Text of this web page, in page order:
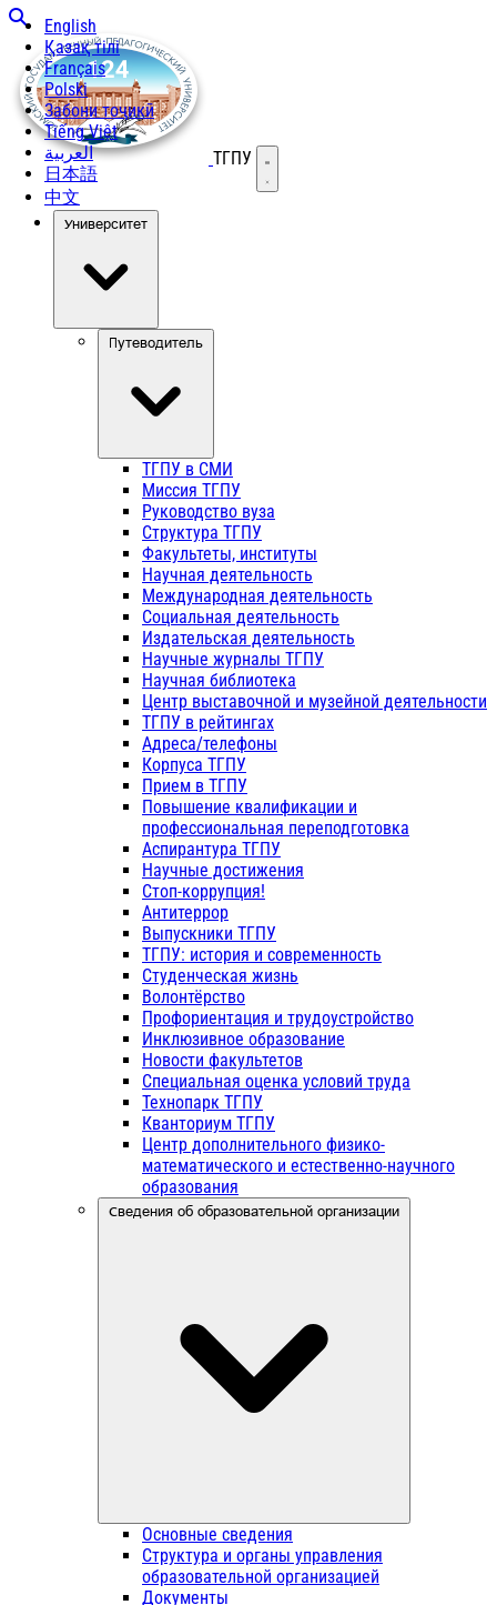
English
Қазақ тілі
Français
Polski
Забони тоҷикӣ
Tiếng Việt
العربية
日本語
中文
ТГПУ Открыть меню
Университет
Путеводитель
ТГПУ в СМИ
Миссия ТГПУ
Руководство вуза
Структура ТГПУ
Факультеты, институты
Научная деятельность
Международная деятельность
Социальная деятельность
Издательская деятельность
Научные журналы ТГПУ
Научная библиотека
Центр выставочной и музейной деятельности
ТГПУ в рейтингах
Адреса/телефоны
Корпуса ТГПУ
Прием в ТГПУ
Повышение квалификации и
профессиональная переподготовка
Аспирантура ТГПУ
Научные достижения
Стоп-коррупция!
Антитеррор
Выпускники ТГПУ
ТГПУ: история и современность
Студенческая жизнь
Волонтёрство
Профориентация и трудоустройство
Инклюзивное образование
Новости факультетов
Специальная оценка условий труда
Технопарк ТГПУ
Кванториум ТГПУ
Центр дополнительного физико-
математического и естественно-научного
образования
Сведения об образовательной организации
Основные сведения
Структура и органы управления
образовательной организацией
Документы